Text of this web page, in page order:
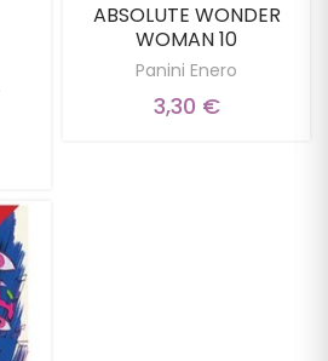
ABSOLUTE WONDER
WOMAN 10
Panini Enero
3,30 €